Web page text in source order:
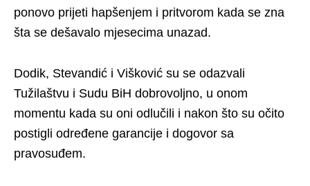
ponovo prijeti hapšenjem i pritvorom kada se zna
šta se dešavalo mjesecima unazad.
Dodik, Stevandić i Višković su se odazvali
Tužilaštvu i Sudu BiH dobrovoljno, u onom
momentu kada su oni odlučili i nakon što su očito
postigli određene garancije i dogovor sa
pravosuđem.